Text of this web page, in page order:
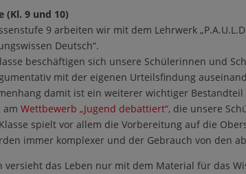
(Kl. 9 und 10)
9 arbeiten wir mit dem Lehrwerk „
Deutsch“.
beschäftigen sich unsere Schülerinnen und Sch
mit der eigenen Urteilsfindung
damit ist ein weiterer wichtiger
am Wettbewerb „Jugend debattiert“, die unsere Sch
spielt vor allem die Vorbereitung auf die
immer komplexer und der Gebrauch von den
versieht das Leben nur mit dem Material für das